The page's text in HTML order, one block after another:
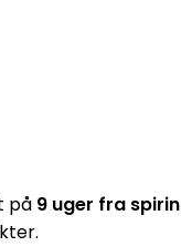
på 9 uger fra